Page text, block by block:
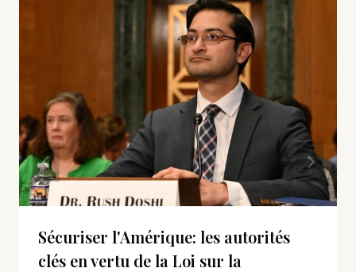
Sécuriser l'Amérique: les autorités
clés en vertu de la Loi sur la